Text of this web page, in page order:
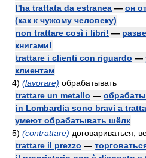
l'ha trattata da estranea — он
(как к чужому человеку)
non trattare così i libri! —
книгами!
trattare i clienti con riguardo —
клиентам
4) (lavorare) обрабатывать
trattare un metallo —
in Lombardia sono bravi a
умеют обрабатывать шёлк
5) (contrattare) договариваться,
trattare il prezzo —